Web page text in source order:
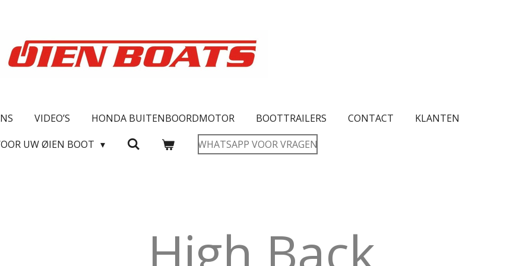
VIDEO’S HONDA BUITENBOORDMOTOR BOOTTRAILERS CONTACT
KLANTEN
UW ØIEN BOOT
WHATSAPP VOOR VRAGEN
High Back